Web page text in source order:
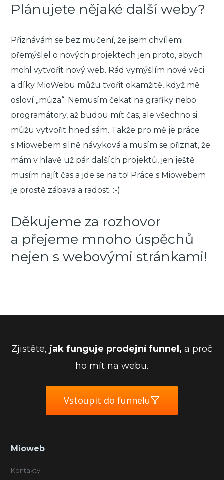
Plánujete nějaké další weby?
Přiznávám se bez mučení, že jsem chvílemi
přemýšlel o nových projektech jen proto, abych
mohl vytvořit nový web. Rád vymýšlím nové věci
a díky MioWebu můžu tvořit okamžitě, když mě
osloví „můza“. Nemusím čekat na grafiky nebo
programátory, až budou mít čas, ale všechno si
můžu vytvořit hned sám. Takže pro mě je práce
s Miowebem silně návyková a musím se přiznat, že
mám v hlavě už pár dalších projektů, jen ještě
musím najít čas a jde se na to! Práce s Miowebem
je prostě zábava a radost. :-)
Děkujeme za rozhovor
a přejeme mnoho úspěchů
nejen s webovými stránkami!
Zjistěte, jak funguje prodejní funnel, a proč
ho mít na webu.
Vstoupit do funnelu
Mioweb
Kontakty